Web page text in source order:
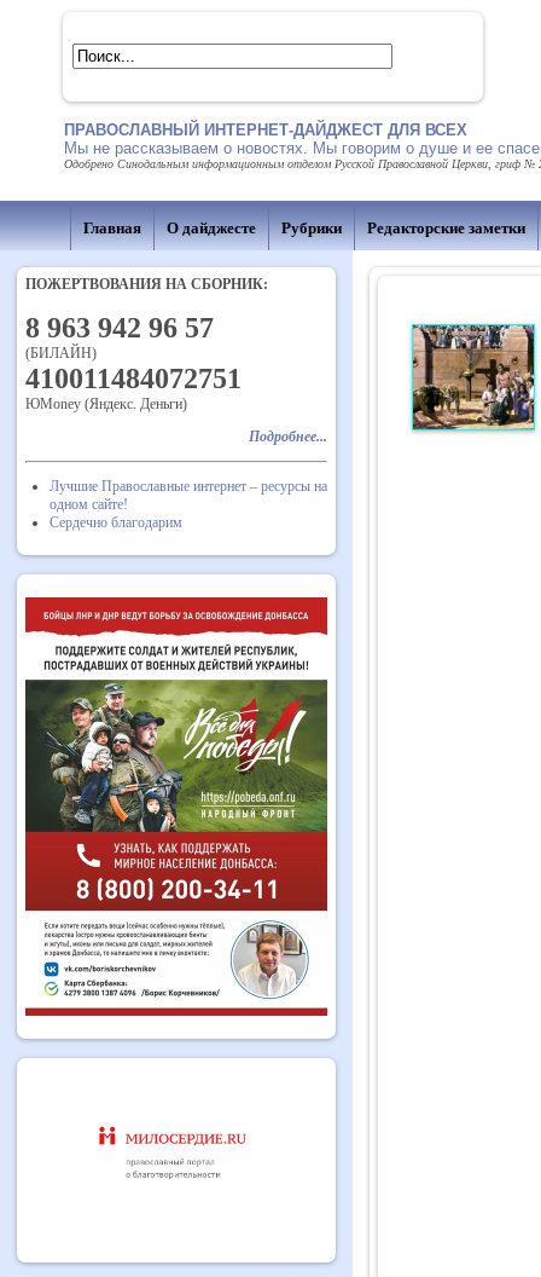
ПРАВОСЛАВНЫЙ ИНТЕРНЕТ-ДАЙДЖЕСТ ДЛЯ ВСЕХ
Мы не рассказываем о новостях. Мы говорим о душе и ее
Одобрено Синодальным информационным отделом Русской Православной Церкви, гриф №
Главная О дайджесте Рубрики Редакторские заметки
ПОЖЕРТВОВАНИЯ НА СБОРНИК:
8 963 942 96 57
(БИЛАЙН)
410011484072751
ЮMoney (Яндекс. Деньги)
Подробнее...
Лучшие Православные интернет – ресурсы на
одном сайте!
Сердечно благодарим